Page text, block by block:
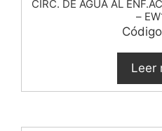
CIRC. DE AGUA AL
–
Leer